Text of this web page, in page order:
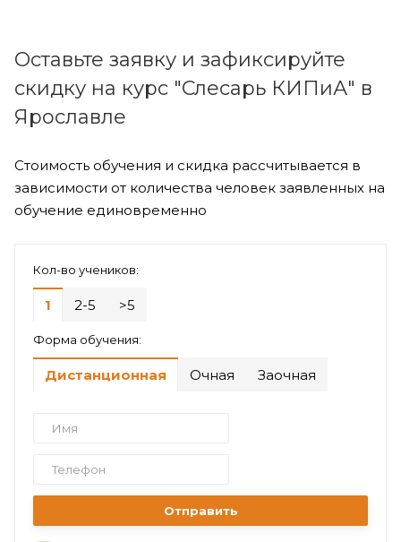
Оставьте заявку и зафиксируйте
скидку на курс "Слесарь КИПиА" в
Ярославле
Стоимость обучения и скидка рассчитывается в
зависимости от количества человек заявленных на
обучение единовременно
Кол-во учеников:
1 2-5 >5
Форма обучения:
Дистанционная Очная Заочная
Отправить